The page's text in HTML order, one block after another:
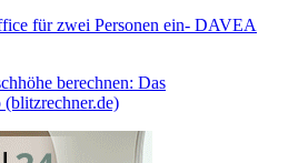
für zwei Personen ein- DAVEA
berechnen: Das